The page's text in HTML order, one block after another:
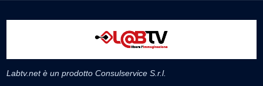
Labtv.net è un prodotto Consulservice S.r.l.